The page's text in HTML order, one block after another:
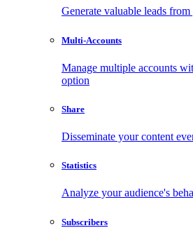
Generate valuable leads
Multi-Accounts
Manage multiple accounts
option
Share
Disseminate your content
Statistics
Analyze your audience's
Subscribers